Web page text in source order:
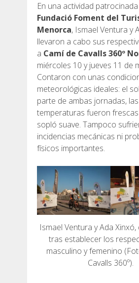
En una actividad
Fundació Foment del
Menorca, Ismael Ventura y
llevaron a cabo sus
a Camí de Cavalls 360º
miércoles 10 y jueves 11 de
Contaron con unas
meteorológicas ideales: el
parte de ambas jornadas, las
temperaturas fueron
sopló suave. Tampoco
incidencias mecánicas ni
físicos importantes.
Ismael Ventura y Ada Xinxó,
tras establecer los
masculino y femenino
Cavalls 360º).